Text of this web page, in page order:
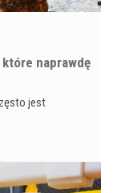
naprawdę
jest